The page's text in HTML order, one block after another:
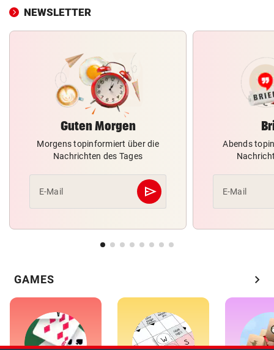
NEWSLETTER
Guten Morgen
Morgens topinformiert über die
Nachrichten des Tages
E-Mail send
Abschicken
Abends
E-Mail
GAMES chevron_right